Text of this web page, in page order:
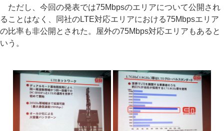
ただし、今回の発表では75Mbpsのエリアについて公開され
ることはなく、同社のLTE対応エリアにおける75Mbpsエリア
の比率も非公開とされた。屋外の75Mbps対応エリアもあると
いう。